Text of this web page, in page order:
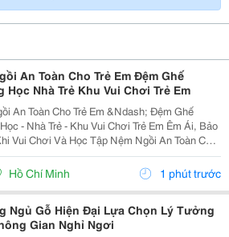
An Toàn Cho Trẻ Em Đệm Ghế
Học Nhà Trẻ Khu Vui Chơi Trẻ Em
An Toàn Cho Trẻ Em &Ndash; Đệm Ghế
- Nhà Trẻ - Khu Vui Chơi Trẻ Em Êm Ái, Bảo
Và Học Tập Nệm Ngồi An Toàn Cho
Lớp Đệm Đàn Hồi, Bề Mặt Mềm, Nhiều Chất
Dày Và Kích Thước Để Khách Hàng Dễ Chọn...
Hồ Chí Minh 1 phút trước
Ngủ Gỗ Hiện Đại Lựa Chọn Lý Tưởng
Gian Nghỉ Ngơi